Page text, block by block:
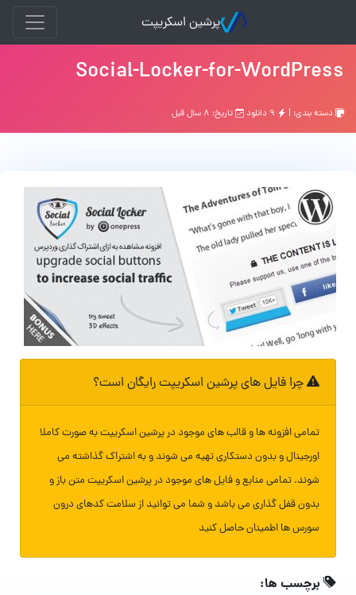
پرشین اسکریپت
Social-Locker-for-WordPress
دسته بندی: | تاریخ: ۸ سال قبل
چرا فایل های پرشین اسکریپت رایگان است؟
تمامی افزونه ها و قالب های موجود در پرشین اسکریپت به صورت کاملا
اورجینال و بدون دستکاری تهیه می شوند و به اشتراک گذاشته می
شوند. تمامی منابع و فایل های موجود در پرشین اسکریپت متن باز و
بدون قفل گذاری می باشد و شما می توانید از سلامت کدهای درون
سورس ها اطمینان حاصل کنید
برچسب ها: